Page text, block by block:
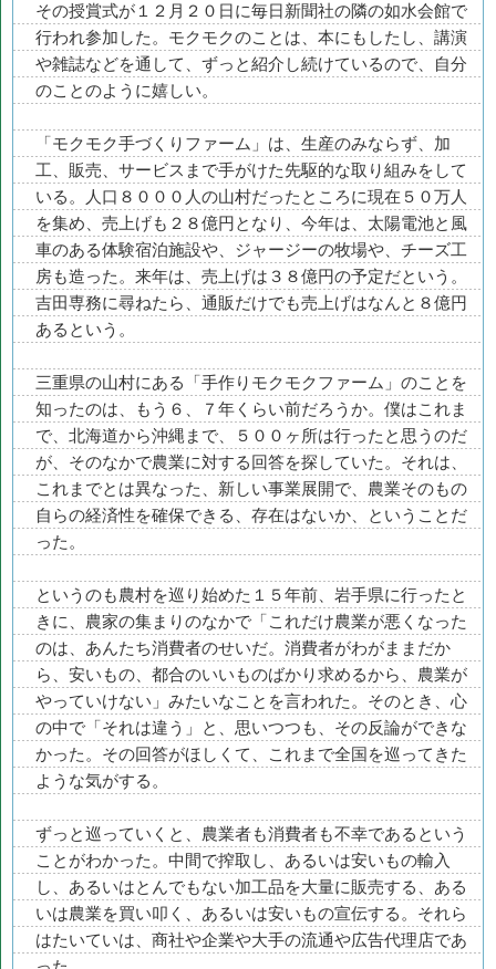
その授賞式が１２月２０日に毎日新聞社の隣の如水会館で
行われ参加した。モクモクのことは、本にもしたし、講演
や雑誌などを通して、ずっと紹介し続けているので、自分
のことのように嬉しい。
「モクモク手づくりファーム」は、生産のみならず、加
工、販売、サービスまで手がけた先駆的な取り組みをして
いる。人口８０００人の山村だったところに現在５０万人
を集め、売上げも２８億円となり、今年は、太陽電池と風
車のある体験宿泊施設や、ジャージーの牧場や、チーズ工
房も造った。来年は、売上げは３８億円の予定だという。
吉田専務に尋ねたら、通販だけでも売上げはなんと８億円
あるという。
三重県の山村にある「手作りモクモクファーム」のことを
知ったのは、もう６、７年くらい前だろうか。僕はこれま
で、北海道から沖縄まで、５００ヶ所は行ったと思うのだ
が、そのなかで農業に対する回答を探していた。それは、
これまでとは異なった、新しい事業展開で、農業そのもの
自らの経済性を確保できる、存在はないか、ということだ
った。
というのも農村を巡り始めた１５年前、岩手県に行ったと
きに、農家の集まりのなかで「これだけ農業が悪くなった
のは、あんたち消費者のせいだ。消費者がわがままだか
ら、安いもの、都合のいいものばかり求めるから、農業が
やっていけない」みたいなことを言われた。そのとき、心
の中で「それは違う」と、思いつつも、その反論ができな
かった。その回答がほしくて、これまで全国を巡ってきた
ような気がする。
ずっと巡っていくと、農業者も消費者も不幸であるという
ことがわかった。中間で搾取し、あるいは安いもの輸入
し、あるいはとんでもない加工品を大量に販売する、ある
いは農業を買い叩く、あるいは安いもの宣伝する。それら
はたいていは、商社や企業や大手の流通や広告代理店であ